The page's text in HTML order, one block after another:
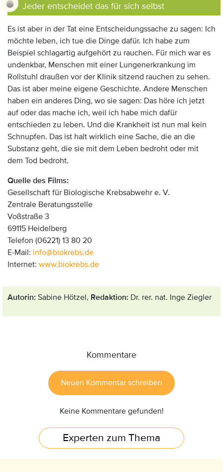
Jeder entscheidet das für sich selbst
Es ist aber in der Tat eine Entscheidungssache zu sagen: Ich
möchte leben, ich tue die Dinge dafür. Ich habe zum
Beispiel schlagartig aufgehört zu rauchen. Für mich war es
undenkbar, Menschen mit einer Lungenerkrankung im
Rollstuhl draußen vor der Klinik sitzend rauchen zu sehen.
Das ist aber meine eigene Geschichte. Andere Menschen
haben ein anderes Ding, wo sie sagen: Das höre ich jetzt
auf oder das mache ich, weil ich habe mich dafür
entschieden zu leben. Und die Krankheit ist nun mal kein
Schnupfen. Das ist halt wirklich eine Sache, die an die
Substanz geht, die sie mit dem Leben bedroht oder mit
dem Tod bedroht.
Quelle des Films:
Gesellschaft für Biologische Krebsabwehr e. V.
Zentrale Beratungsstelle
Voßstraße 3
69115 Heidelberg
Telefon (06221) 13 80 20
E-Mail: info@biokrebs.de
Internet: www.biokrebs.de
Autorin: Sabine Hötzel, Redaktion: Dr. rer. nat. Inge Ziegler
Kommentare
Neuen Kommentar schreiben
Keine Kommentare gefunden!
Experten zum Thema